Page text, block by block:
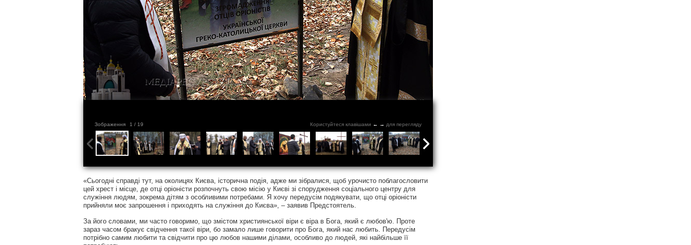
Зображення 1 / 19 Користуйтеся клавішами ← → для перегляду
«Сьогодні справді тут, на околицях Києва, історична подія, адже ми зібралися, щоб урочисто поблагословити
цей хрест і місце, де отці оріоністи розпочнуть свою місію у Києві зі спорудження соціального центру для
служіння людям, зокрема дітям з особливими потребами. Я хочу передусім подякувати, що отці оріоністи
прийняли моє запрошення і приходять на служіння до Києва», – заявив Предстоятель.
За його словами, ми часто говоримо, що змістом християнської віри є віра в Бога, який є любов'ю. Проте
зараз часом бракує свідчення такої віри, бо замало лише говорити про Бога, який нас любить. Передусім
потрібно самим любити та свідчити про цю любов нашими ділами, особливо до людей, які найбільше її